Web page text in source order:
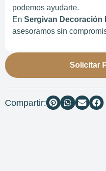
podemos ayudarte.
En Sergivan Decoración
asesoramos sin
Solicitar
Compartir: